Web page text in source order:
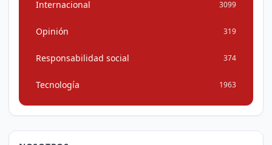
Internacional 3099
Opinión 319
Responsabilidad social 374
Tecnología 1963